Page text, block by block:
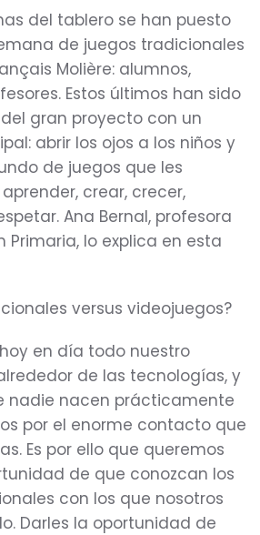
del tablero se han puesto
de juegos tradicionales
Molière: alumnos,
Estos últimos han sido
gran proyecto con un
abrir los ojos a los niños y
de juegos que les
crear, crecer,
Ana Bernal, profesora
Primaria, lo explica en esta
versus videojuegos?
en día todo nuestro
de las tecnologías, y
nadie nacen prácticamente
por el enorme contacto que
Es por ello que queremos
de que conozcan los
con los que nosotros
Darles la oportunidad de